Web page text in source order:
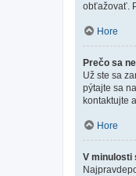
obťažovať.
Hore
Prečo sa
Už ste sa
pýtajte sa
kontaktujte
Hore
V minulosti